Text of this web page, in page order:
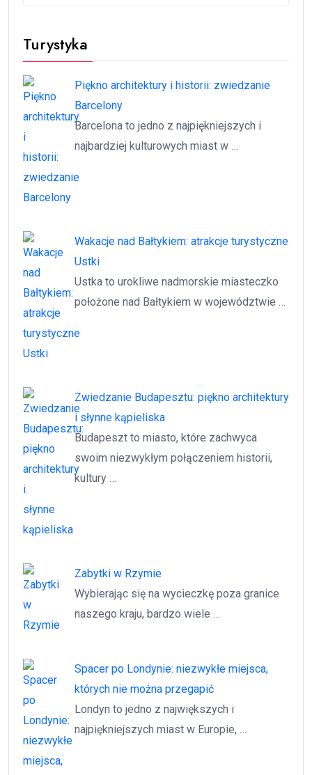
Turystyka
Piękno architektury i historii: zwiedzanie
Barcelony
Barcelona to jedno z najpiękniejszych i
najbardziej kulturowych miast w …
Wakacje nad Bałtykiem: atrakcje turystyczne
Ustki
Ustka to urokliwe nadmorskie miasteczko
położone nad Bałtykiem w województwie …
Zwiedzanie Budapesztu: piękno architektury
i słynne kąpieliska
Budapeszt to miasto, które zachwyca
swoim niezwykłym połączeniem historii,
kultury …
Zabytki w Rzymie
Wybierając się na wycieczkę poza granice
naszego kraju, bardzo wiele …
Spacer po Londynie: niezwykłe miejsca,
których nie można przegapić
Londyn to jedno z największych i
najpiękniejszych miast w Europie, …